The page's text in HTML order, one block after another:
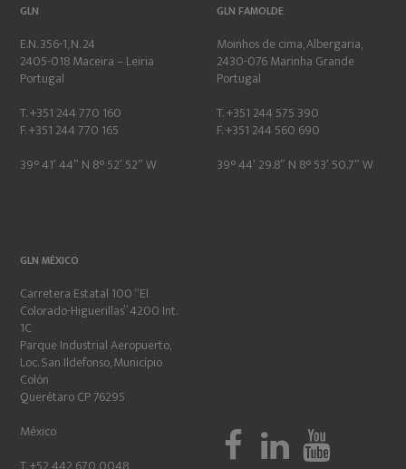
GLN
E.N. 356-1, N. 24
2405-018 Maceira – Leiria
Portugal
T. +351 244 770 160
F. +351 244 770 165
39° 41′ 44″ N 8° 52′ 52″ W
GLN FAMOLDE
Moinhos de cima, Albergaria,
2430-076 Marinha Grande
Portugal
T. +351 244 575 390
F. +351 244 560 690
39° 44′ 29.8″ N 8° 53′ 50.7″ W
GLN MÉXICO
Carretera Estatal 100 “El
Colorado-Higuerillas” 4200 Int.
1C
Parque Industrial Aeropuerto,
Loc. San Ildefonso, Município
Colón
Querétaro CP 76295
México